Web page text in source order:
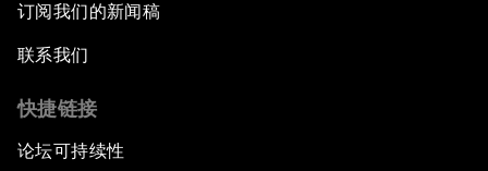
订阅我们的新闻稿
联系我们
快捷链接
论坛可持续性